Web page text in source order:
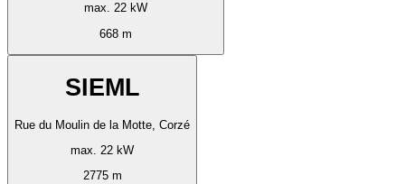
max. 22 kW
668 m
SIEML
Rue du Moulin de la Motte, Corzé
max. 22 kW
2775 m